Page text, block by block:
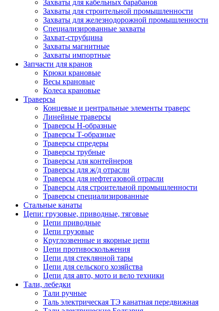
Захваты для кабельных барабанов
Захваты для строительной промышленности
Захваты для железнодорожной промышленности
Специализированные захваты
Захват-струбцина
Захваты магнитные
Захваты импортные
Запчасти для кранов
Крюки крановые
Весы крановые
Колеса крановые
Траверсы
Концевые и центральные элементы траверс
Линейные траверсы
Траверсы Н-образные
Траверсы Т-образные
Траверсы спредеры
Траверсы трубные
Траверсы для контейнеров
Траверсы для ж/д отрасли
Траверсы для нефтегазовой отрасли
Траверсы для строительной промышленности
Траверсы специализированные
Стальные канаты
Цепи: грузовые, приводные, тяговые
Цепи приводные
Цепи грузовые
Круглозвенные и якорные цепи
Цепи противоскольжения
Цепи для стеклянной тары
Цепи для сельского хозяйства
Цепи для авто, мото и вело техники
Тали, лебедки
Тали ручные
Таль электрическая ТЭ канатная передвижная